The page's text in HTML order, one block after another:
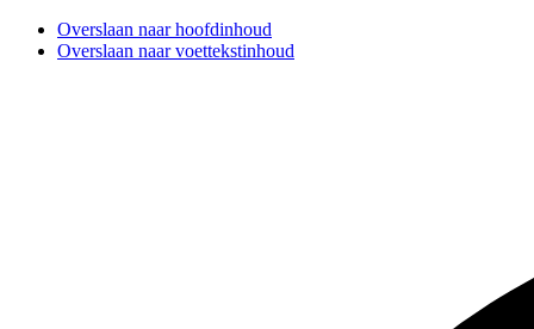
Overslaan naar hoofdinhoud
Overslaan naar voettekstinhoud